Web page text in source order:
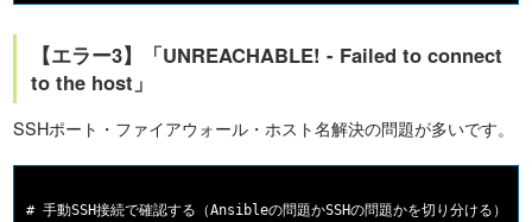
【エラー3】「UNREACHABLE! - Failed to connect
to the host」
SSHポート・ファイアウォール・ホスト名解決の問題が多いです。
# 手動SSH接続で確認する（Ansibleの問題かSSHの問題かを切り分ける）